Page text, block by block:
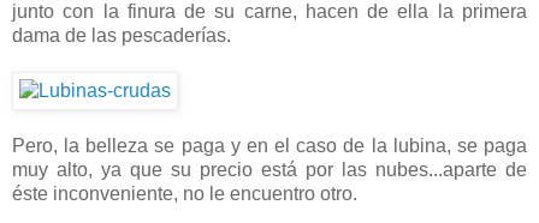
junto con la finura de su carne, hacen de ella la primera
dama de las pescaderías.
Pero, la belleza se paga y en el caso de la lubina, se paga
muy alto, ya que su precio está por las nubes...aparte de
éste inconveniente, no le encuentro otro.